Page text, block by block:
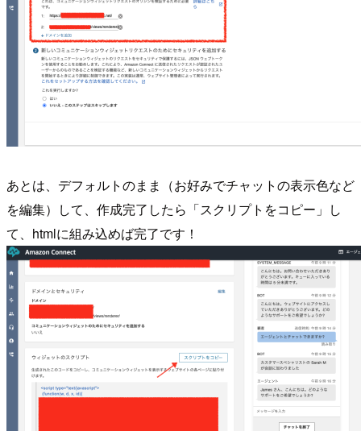
あとは、デフォルトのまま（お好みでチャットの表示色など
を編集）して、作成完了したら「スクリプトをコピー」し
て、htmlに組み込めば完了です！